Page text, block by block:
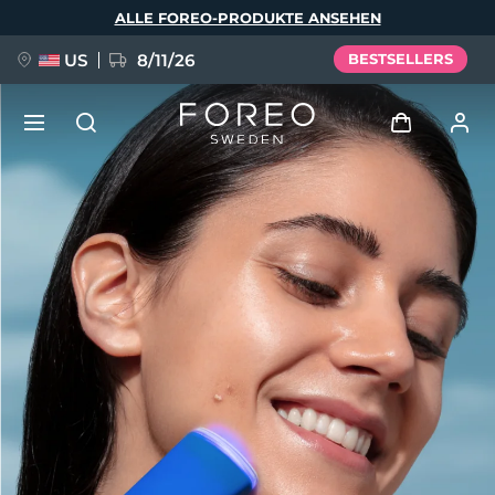
ALLE FOREO-PRODUKTE ANSEHEN
US 8/11/26 BESTSELLERS
Anmelden
Benutzerkonto
Meine Geräte
Meine Bestellungen
Meine Adressen
Meine Abonnements
NEU
FAQ™ Pure Beauty-Tech Elixir
BREAKING NEWS
issa™ Teeth Whitening Set
Sprache
English Deutsch
Español
Français
Português
Polski
Русский
Türkçe
简体中文 繁體中文